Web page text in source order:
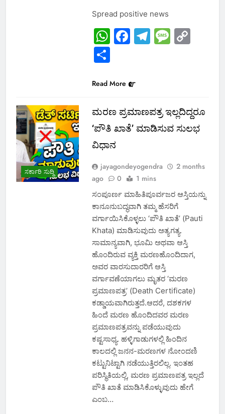
Spread positive news
WhatsApp
Facebook
Telegram
Share
Read More
ಸರ್ಕಾರಿ ಸುದ್ದಿ
ಮರಣ ಪ್ರಮಾಣಪತ್ರ ಇಲ್ಲದಿದ್ದರೂ
‘ಪೌತಿ ಖಾತೆ’ ಮಾಡಿಸುವ ಸುಲಭ
ವಿಧಾನ
jayagondeyogendra
2 months
ago
0 1 mins
ಸಂಪೂರ್ಣ ಮಾಹಿತಿಪೂರ್ವಜರ ಆಸ್ತಿಯನ್ನು
ಕಾನೂನುಬದ್ಧವಾಗಿ ತಮ್ಮ ಹೆಸರಿಗೆ
ವರ್ಗಾಯಿಸಿಕೊಳ್ಳಲು ‘ಪೌತಿ ಖಾತೆ’ (Pauti
Khata) ಮಾಡಿಸುವುದು ಅತ್ಯಗತ್ಯ.
ಸಾಮಾನ್ಯವಾಗಿ, ಭೂಮಿ ಅಥವಾ ಆಸ್ತಿ
ಹೊಂದಿರುವ ವ್ಯಕ್ತಿ ಮರಣಹೊಂದಿದಾಗ,
ಅವರ ವಾರಸುದಾರರಿಗೆ ಆಸ್ತಿ
ವರ್ಗಾವಣೆಯಾಗಲು ಮೃತರ ‘ಮರಣ
ಪ್ರಮಾಣಪತ್ರ’ (Death Certificate)
ಕಡ್ಡಾಯವಾಗಿರುತ್ತದೆ.ಆದರೆ, ದಶಕಗಳ
ಹಿಂದೆ ಮರಣ ಹೊಂದಿದವರ ಮರಣ
ಪ್ರಮಾಣಪತ್ರವನ್ನು ಪಡೆಯುವುದು
ಕಷ್ಟಸಾಧ್ಯ. ಹಳ್ಳಿಗಾಡುಗಳಲ್ಲಿ ಹಿಂದಿನ
ಕಾಲದಲ್ಲಿ ಜನನ-ಮರಣಗಳ ನೋಂದಣಿ
ಕಟ್ಟುನಿಟ್ಟಾಗಿ ನಡೆಯುತ್ತಿರಲಿಲ್ಲ. ಇಂತಹ
ಪರಿಸ್ಥಿತಿಯಲ್ಲಿ, ಮರಣ ಪ್ರಮಾಣಪತ್ರ ಇಲ್ಲದೆ
ಪೌತಿ ಖಾತೆ ಮಾಡಿಸಿಕೊಳ್ಳುವುದು ಹೇಗೆ
ಎಂಬ…